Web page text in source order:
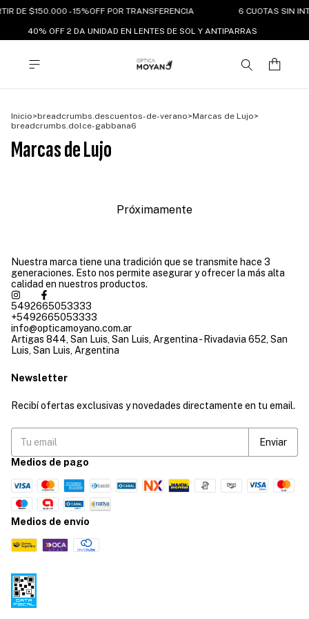
DE $150.000 - 15%OFF POR TRANSFERENCIA 6 CUOTAS SIN
40% OFF 2 DA UNIDAD EN LENTES DE SOL Y ANTIPARRAS
Inicio>breadcrumbs.descuentos-de-verano>Marcas de Lujo>
breadcrumbs.dolce-gabbana6
Marcas de Lujo
Próximamente
Nuestra marca tiene una tradición que se transmite hace 3
generaciones. Esto nos permite asegurar y ofrecer la más alta
calidad en nuestros productos.
5492665053333
+5492665053333
info@opticamoyano.com.ar
Artigas 844, San Luis, San Luis, Argentina - Rivadavia 652, San
Luis, San Luis, Argentina
Newsletter
Recibí ofertas exclusivas y novedades directamente en tu email.
Medios de pago
Medios de envío